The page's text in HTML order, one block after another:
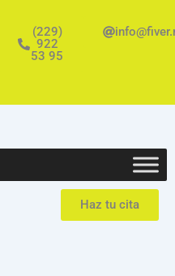
(229)
922
53 95
Haz tu cita